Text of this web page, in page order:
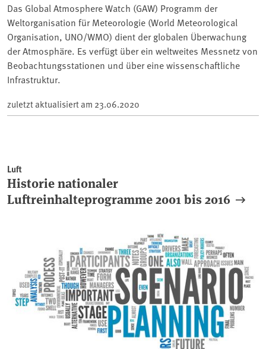
Das Global Atmosphere Watch (GAW) Programm der
Weltorganisation für Meteorologie (World Meteorological
Organisation, UNO/WMO) dient der globalen Überwachung
der Atmosphäre. Es verfügt über ein weltweites Messnetz von
Beobachtungsstationen und über eine wissenschaftliche
Infrastruktur.
zuletzt aktualisiert am 23.06.2020
Luft
Historie nationaler
Luftreinhalteprogramme 2001 bis 2016